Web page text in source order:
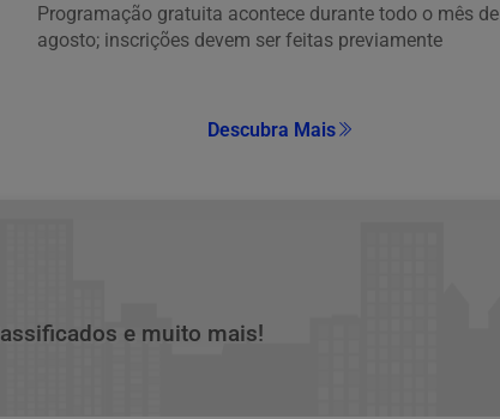
Programação gratuita acontece durante todo o mês de
agosto; inscrições devem ser feitas previamente
Descubra Mais
e muito mais!